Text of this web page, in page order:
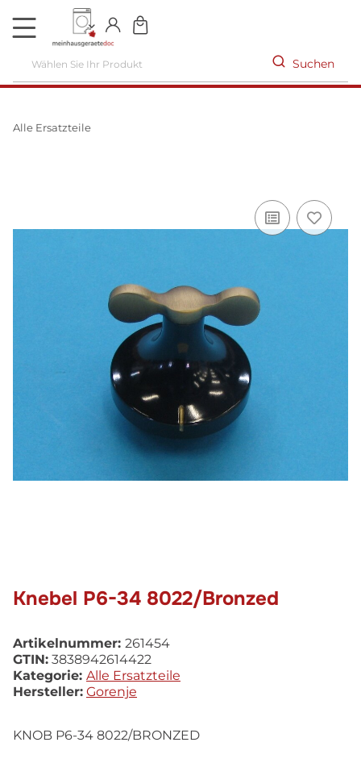
DE
Suchen
Alle Ersatzteile
Knebel P6-34 8022/Bronzed
Artikelnummer: 261454
GTIN: 3838942614422
Kategorie: Alle Ersatzteile
Hersteller: Gorenje
KNOB P6-34 8022/BRONZED